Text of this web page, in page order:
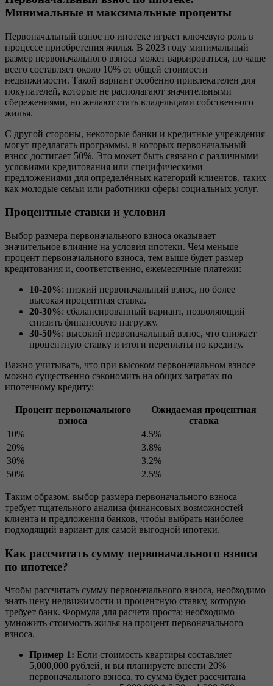
Минимальные и максимальные проценты
Первоначальный взнос по ипотеке играет ключевую роль в
процессе приобретения жилья. В 2023 году минимальный
размер первоначального взноса может варьироваться, но чаще
всего составляет около 10% от общей стоимости
недвижимости. Такой вариант особенно привлекателен для
покупателей, которые не располагают значительными
сбережениями, но желают стать владельцами собственного
жилья.
С другой стороны, некоторые банки и кредитные учреждения
могут предлагать программы, в которых первоначальный
взнос достигает 50%. Это может быть связано с различными
условиями кредитования или специфическими
предложениями для определённых категорий клиентов, таких
как молодые семьи или работники сферы социальных услуг.
Процентные ставки и условия
Выбор размера первоначального взноса оказывает
значительное влияние на условия ипотеки. Чем меньше
процент первоначального взноса, тем выше будет размер
кредитования и, соответственно, ежемесячные платежи:
10-20%: низкий первоначальный взнос, но более
высокая процентная ставка.
20-30%: сбалансированный вариант, позволяющий
снизить финансовую нагрузку.
30-50%: высокий первоначальный взнос, что снижает
процентную ставку и итоги переплаты по кредиту.
Важно учитывать, что при высоком первоначальном взносе
можно существенно сэкономить на общих затратах по
ипотечному кредиту:
Процент первоначального
взноса
Ожидаемая процентная
ставка
10%
4.5%
20%
3.8%
30%
3.2%
50%
2.5%
Таким образом, выбор размера первоначального взноса
требует тщательного анализа финансовых возможностей
клиента и предложения банков, чтобы выбрать наиболее
подходящий вариант для самой выгодной ипотеки.
Как рассчитать сумму первоначального взноса
по ипотеке?
Чтобы рассчитать сумму первоначального взноса, необходимо
знать цену недвижимости и процентную ставку, которую
требует банк. Формула для расчета проста: необходимо
умножить стоимость жилья на процент первоначального
взноса.
Пример 1: Если стоимость квартиры составляет
5,000,000 рублей, и вы планируете внести 20%
первоначального взноса, то сумма будет рассчитана